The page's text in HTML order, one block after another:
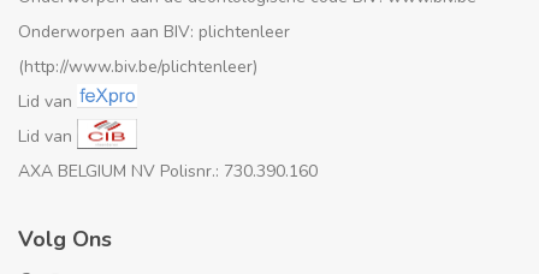
Onderworpen aan BIV: plichtenleer
(http://www.biv.be/plichtenleer)
Lid van
Lid van
AXA BELGIUM NV Polisnr.: 730.390.160
Volg Ons